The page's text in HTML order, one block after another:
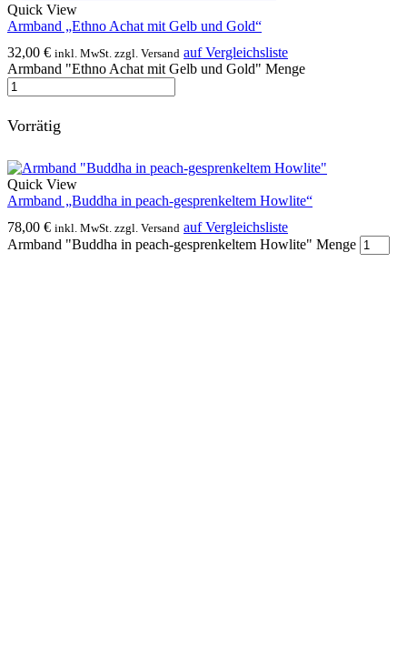
Quick View
Armband „Ethno Achat mit Gelb und Gold“
32,00 € inkl. MwSt. zzgl. Versand auf Vergleichsliste
Armband "Ethno Achat mit Gelb und Gold" Menge
Vorrätig
Quick View
Armband „Buddha in peach-gesprenkeltem Howlite“
78,00 € inkl. MwSt. zzgl. Versand auf Vergleichsliste
Armband "Buddha in peach-gesprenkeltem Howlite" Menge